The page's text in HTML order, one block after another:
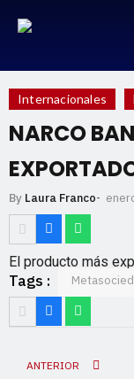
Internacionales
NARCO
By Laura Franco-
El producto más
Tags :
ANTERIOR